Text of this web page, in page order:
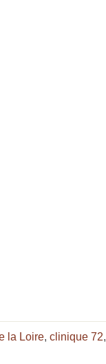
la Loire, clinique 72,